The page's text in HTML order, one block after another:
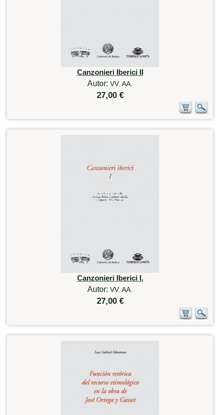
Canzonieri Iberici II
Autor: VV. AA.
27,00 €
Canzonieri Iberici I.
Autor: VV. AA.
27,00 €